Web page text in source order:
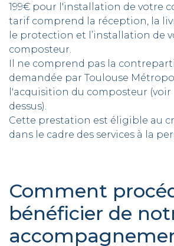
199€ pour l'installation de votre
tarif comprend la réception, la
le protection et l’installation de
composteur.
Il ne comprend pas la
demandée par Toulouse
l'acquisition du composteur (voir
dessus).
Cette prestation est éligible au
dans le cadre des services à la
Comment
bénéficier de